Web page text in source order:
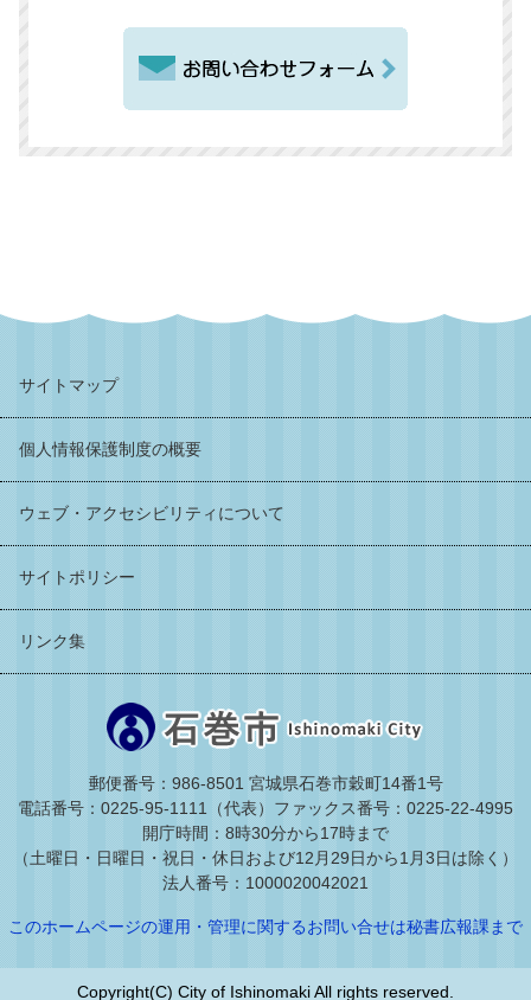
サイトマップ
個人情報保護制度の概要
ウェブ・アクセシビリティについて
サイトポリシー
リンク集
郵便番号：986-8501 宮城県石巻市穀町14番1号
電話番号：0225-95-1111（代表） ファックス番号：0225-22-4995
開庁時間：8時30分から17時まで
（土曜日・日曜日・祝日・休日および12月29日から1月3日は除く）
法人番号：1000020042021
このホームページの運用・管理に関するお問い合せは秘書広報課まで
Copyright(C) City of Ishinomaki All rights reserved.